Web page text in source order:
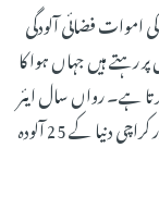
دنیا میں سالانہ 70 لاکھ افراد کی اموات فضائی آلودگی
ان جگہوں پر رہتے ہیں جہاں ہوا کا
ہے۔ رواں سال ایئر
کوالٹی اور آلودگی کے لحاظ سے پاکستان کے شہر لاہور اور کراچی دنیا کے 25 آلودہ